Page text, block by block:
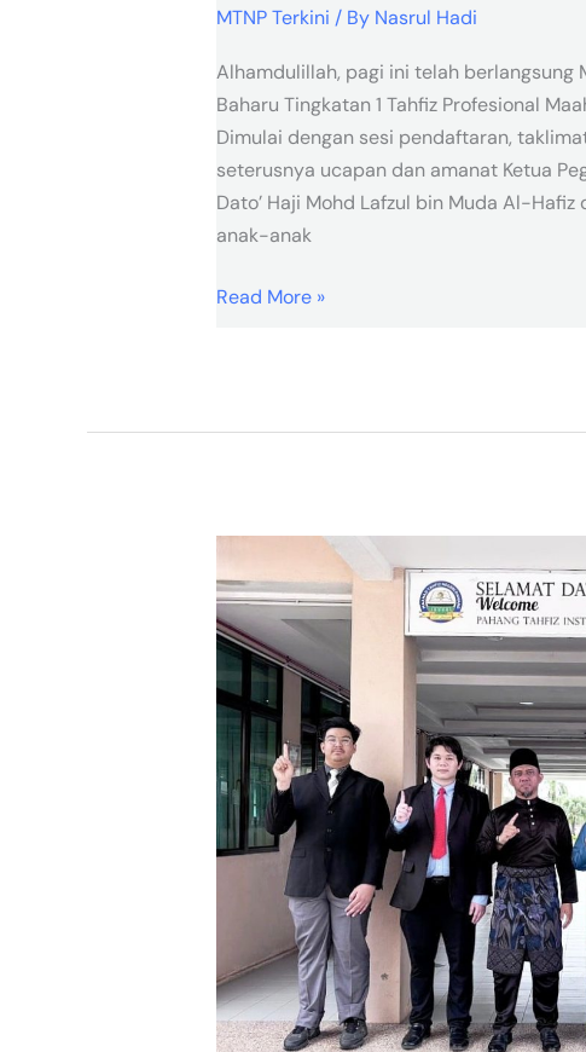
MTNP Terkini / By Nasrul Hadi
Alhamdulillah, pagi ini telah berlangsung
Baharu Tingkatan 1 Tahfiz Profesional
Dimulai dengan sesi pendaftaran,
seterusnya ucapan dan amanat Ketua
Dato’ Haji Mohd Lafzul bin Muda Al-
anak-anak
Read More »
Youth
International
Model
United
Nations
20th
(AYIMUN
20th)